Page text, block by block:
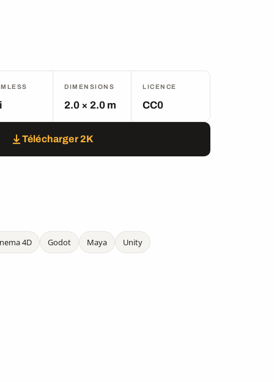
DIMENSIONS
2.0 × 2.0 m
LICENCE
CC0
Télécharger 2K
4D Godot Maya
Unity